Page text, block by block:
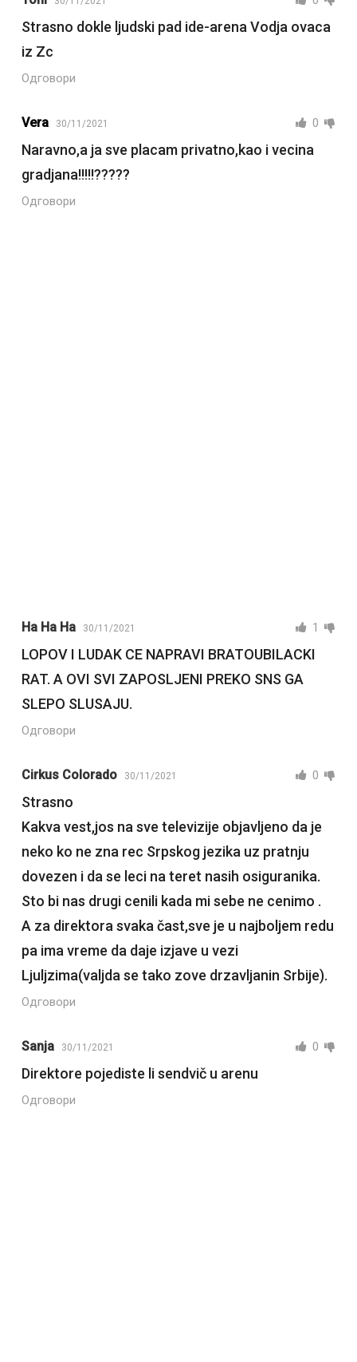
Strasno dokle ljudski pad ide-arena Vodja ovaca
iz Zc
Одговори
Vera 30/11/2021 0
Naravno,a ja sve placam privatno,kao i vecina
gradjana!!!!!?????
Одговори
Ha Ha Ha 30/11/2021 1
LOPOV I LUDAK CE NAPRAVI BRATOUBILACKI
RAT. A OVI SVI ZAPOSLJENI PREKO SNS GA
SLEPO SLUSAJU.
Одговори
Cirkus Colorado 30/11/2021 0
Strasno
Kakva vest,jos na sve televizije objavljeno da je
neko ko ne zna rec Srpskog jezika uz pratnju
dovezen i da se leci na teret nasih osiguranika.
Sto bi nas drugi cenili kada mi sebe ne cenimo .
A za direktora svaka čast,sve je u najboljem redu
pa ima vreme da daje izjave u vezi
Ljuljzima(valjda se tako zove drzavljanin Srbije).
Одговори
Sanja 30/11/2021 0
Direktore pojediste li sendvič u arenu
Одговори